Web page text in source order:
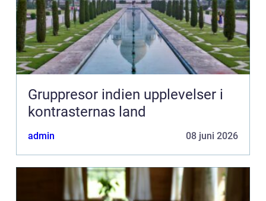
Gruppresor indien upplevelser i
kontrasternas land
admin 08 juni 2026